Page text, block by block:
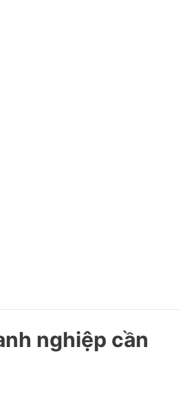
nghiệp cần